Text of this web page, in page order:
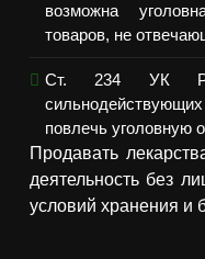
возможна
товаров, не
Ст. 234 УК
повлечь уголовную
Продавать
деятельность без
условий хранения и